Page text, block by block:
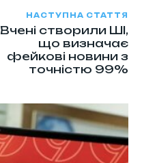
НАСТУПНА СТАТТЯ
Вчені створили ШІ,
що визначає
фейкові новини з
точністю 99%